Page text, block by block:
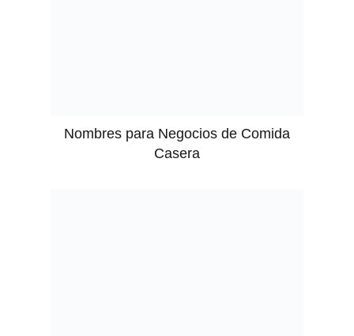
Nombres para Negocios de Comida
Casera